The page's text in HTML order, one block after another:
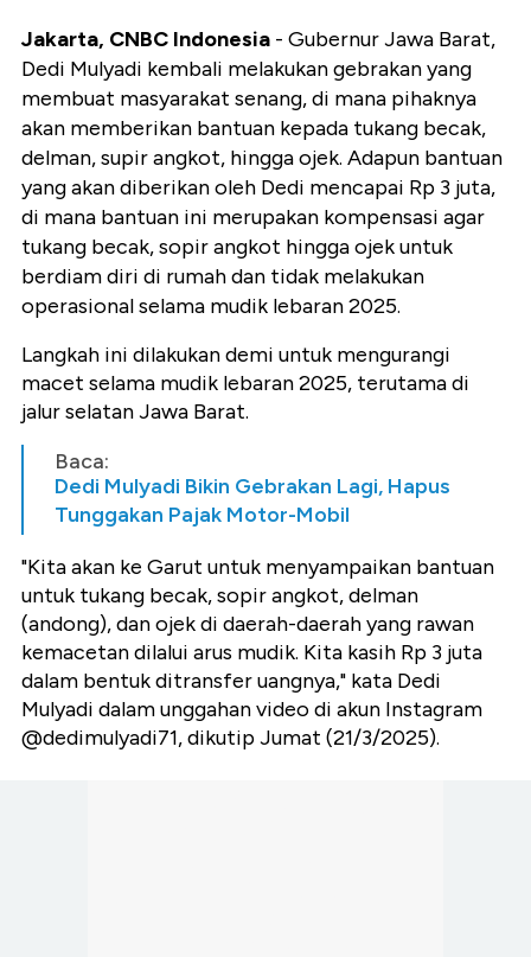
Jakarta, CNBC Indonesia - Gubernur Jawa Barat,
Dedi Mulyadi kembali melakukan gebrakan yang
membuat masyarakat senang, di mana pihaknya
akan memberikan bantuan kepada tukang becak,
delman, supir angkot, hingga ojek. Adapun bantuan
yang akan diberikan oleh Dedi mencapai Rp 3 juta,
di mana bantuan ini merupakan kompensasi agar
tukang becak, sopir angkot hingga ojek untuk
berdiam diri di rumah dan tidak melakukan
operasional selama mudik lebaran 2025.
Langkah ini dilakukan demi untuk mengurangi
macet selama mudik lebaran 2025, terutama di
jalur selatan Jawa Barat.
Baca:
Dedi Mulyadi Bikin Gebrakan Lagi, Hapus
Tunggakan Pajak Motor-Mobil
"Kita akan ke Garut untuk menyampaikan bantuan
untuk tukang becak, sopir angkot, delman
(andong), dan ojek di daerah-daerah yang rawan
kemacetan dilalui arus mudik. Kita kasih Rp 3 juta
dalam bentuk ditransfer uangnya," kata Dedi
Mulyadi dalam unggahan video di akun Instagram
@dedimulyadi71, dikutip Jumat (21/3/2025).